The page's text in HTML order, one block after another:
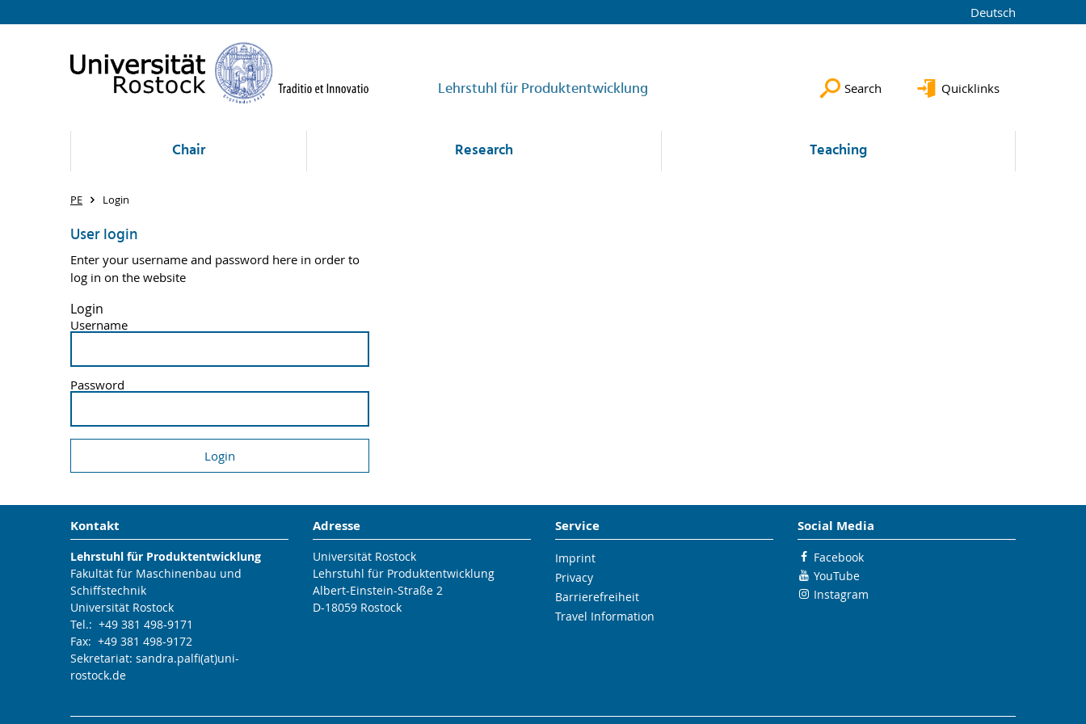
Deutsch
Lehrstuhl für Produktentwicklung Search Quicklinks
Chair Research Teaching
PE Login
User login
Enter your username and password here in order to
log in on the website
Login
Username
Password
Kontakt
Lehrstuhl für Produktentwicklung
Fakultät für Maschinenbau und
Schiffstechnik
Universität Rostock
Tel.: +49 381 498-9171
Fax: +49 381 498-9172
Sekretariat: sandra.palfi(at)uni-
rostock.de
Adresse
Universität Rostock
Lehrstuhl für Produktentwicklung
Albert-Einstein-Straße 2
D-18059 Rostock
Service
Imprint
Privacy
Barrierefreiheit
Travel Information
Social Media
Facebook
YouTube
Instagram